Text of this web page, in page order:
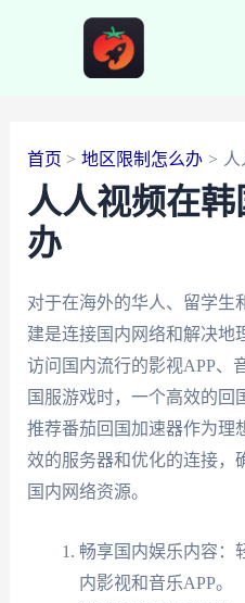
首页 地区限制怎么办
人人视频在
办
对于在海外的华人、留学生
建是连接国内网络和解决地
访问国内流行的影视APP、
国服游戏时，一个高效的回
推荐番茄回国加速器作为理
效的服务器和优化的连接，
国内网络资源。
畅享国内娱乐内容：
内影视和音乐APP。